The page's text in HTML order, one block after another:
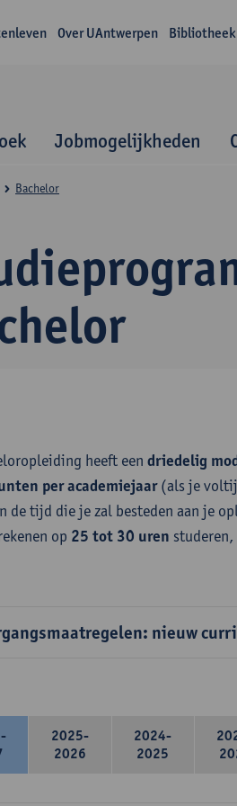
Over UAntwerpen Bibliotheek
Jobmogelijkheden
Bachelor
heeft een driedelig
per academiejaar(als je
de tijd die je zal besteden aan je
op 25 tot 30 uren studeren,
nieuw
2025-
2026
2024-
2025